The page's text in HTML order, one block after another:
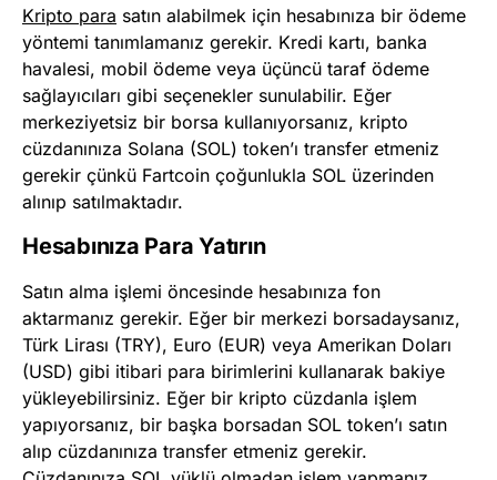
Kripto para satın alabilmek için hesabınıza bir ödeme
yöntemi tanımlamanız gerekir. Kredi kartı, banka
havalesi, mobil ödeme veya üçüncü taraf ödeme
sağlayıcıları gibi seçenekler sunulabilir. Eğer
merkeziyetsiz bir borsa kullanıyorsanız, kripto
cüzdanınıza Solana (SOL) token’ı transfer etmeniz
gerekir çünkü Fartcoin çoğunlukla SOL üzerinden
alınıp satılmaktadır.
Hesabınıza Para Yatırın
Satın alma işlemi öncesinde hesabınıza fon
aktarmanız gerekir. Eğer bir merkezi borsadaysanız,
Türk Lirası (TRY), Euro (EUR) veya Amerikan Doları
(USD) gibi itibari para birimlerini kullanarak bakiye
yükleyebilirsiniz. Eğer bir kripto cüzdanla işlem
yapıyorsanız, bir başka borsadan SOL token’ı satın
alıp cüzdanınıza transfer etmeniz gerekir.